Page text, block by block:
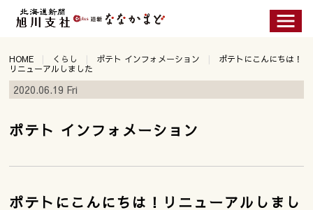
HOME くらし ポテト インフォメーション
ポテトにこんにちは！
リニューアルしました
2020.06.19 Fri
ポテト インフォメーション
ポテトにこんにちは！リニューアルしまし